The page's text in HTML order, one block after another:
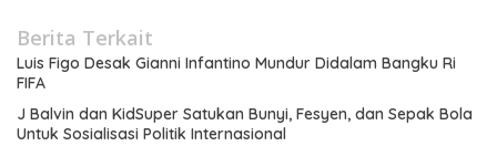
Berita Terkait
Luis Figo Desak Gianni Infantino Mundur Didalam Bangku Ri
FIFA
J Balvin dan KidSuper Satukan Bunyi, Fesyen, dan Sepak Bola
Untuk Sosialisasi Politik Internasional